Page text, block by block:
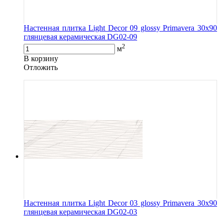
Настенная плитка Light Decor 09 glossy Primavera 30x90
глянцевая керамическая DG02-09
м2
В корзину
Oтложить
Настенная плитка Light Decor 03 glossy Primavera 30x90
глянцевая керамическая DG02-03